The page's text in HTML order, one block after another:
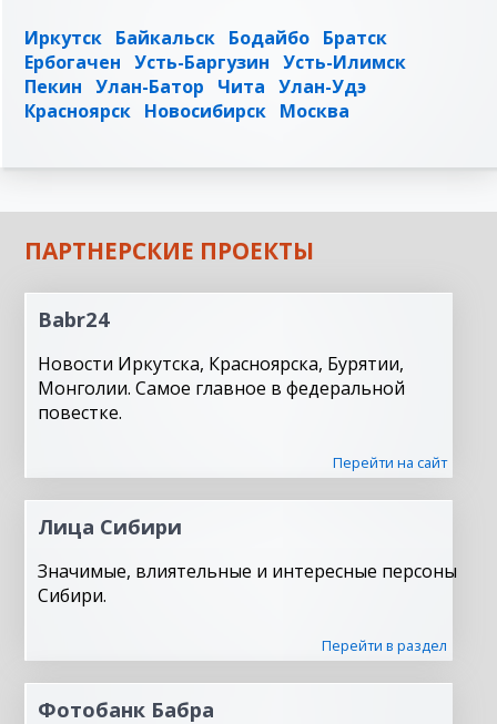
Иркутск Байкальск Бодайбо Братск
Ербогачен Усть-Баргузин Усть-Илимск
Пекин Улан-Батор Чита Улан-Удэ
Красноярск Новосибирск Москва
ПАРТНЕРСКИЕ ПРОЕКТЫ
Babr24
Новости Иркутска, Красноярска, Бурятии,
Монголии. Самое главное в федеральной
повестке.
Перейти на сайт
Лица Сибири
Значимые, влиятельные и интересные персоны
Сибири.
Перейти в раздел
Фотобанк Бабра